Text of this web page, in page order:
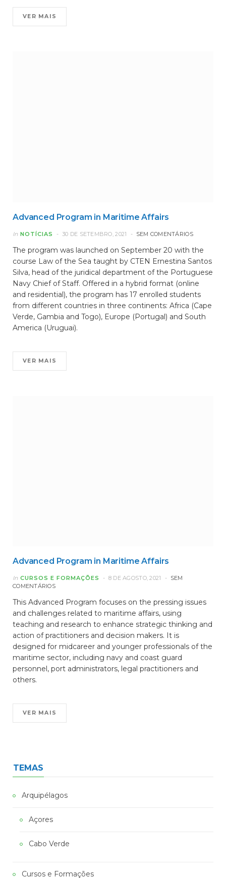
VER MAIS
Advanced Program in Maritime Affairs
In NOTÍCIAS 30 DE SETEMBRO, 2021 SEM COMENTÁRIOS
The program was launched on September 20 with the
course Law of the Sea taught by CTEN Ernestina Santos
Silva, head of the juridical department of the Portuguese
Navy Chief of Staff. Offered in a hybrid format (online
and residential), the program has 17 enrolled students
from different countries in three continents: Africa (Cape
Verde, Gambia and Togo), Europe (Portugal) and South
America (Uruguai).
VER MAIS
Advanced Program in Maritime Affairs
In CURSOS E FORMAÇÕES 8 DE AGOSTO, 2021
SEM
COMENTÁRIOS
This Advanced Program focuses on the pressing issues
and challenges related to maritime affairs, using
teaching and research to enhance strategic thinking and
action of practitioners and decision makers. It is
designed for midcareer and younger professionals of the
maritime sector, including navy and coast guard
personnel, port administrators, legal practitioners and
others.
VER MAIS
TEMAS
Arquipélagos
Açores
Cabo Verde
Cursos e Formações